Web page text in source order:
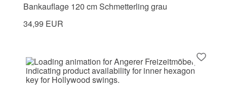
Bankauflage 120 cm Schmetterling grau
34,99 EUR